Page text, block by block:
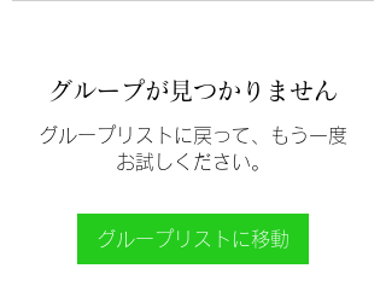
グループが見つかりません
グループリストに戻って、もう一度
お試しください。
グループリストに移動